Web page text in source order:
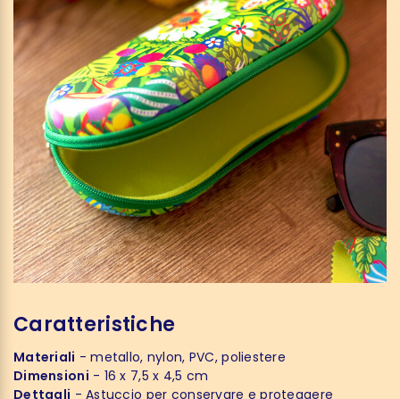
Caratteristiche
Materiali - metallo, nylon, PVC, poliestere
Dimensioni - 16 x 7,5 x 4,5 cm
Dettagli - Astuccio per conservare e proteggere